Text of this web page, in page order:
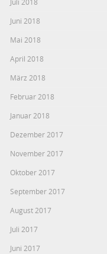
Juni 2018
Mai 2018
April 2018
März 2018
Februar 2018
Januar 2018
Dezember 2017
November 2017
Oktober 2017
September 2017
August 2017
Juli 2017
Juni 2017